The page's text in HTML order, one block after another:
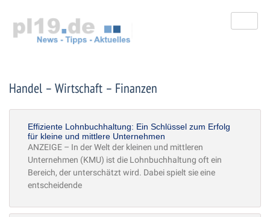
springen
Handel – Wirtschaft – Finanzen
Effiziente Lohnbuchhaltung: Ein Schlüssel zum Erfolg
für kleine und mittlere Unternehmen
ANZEIGE – In der Welt der kleinen und mittleren
Unternehmen (KMU) ist die Lohnbuchhaltung oft ein
Bereich, der unterschätzt wird. Dabei spielt sie eine
entscheidende